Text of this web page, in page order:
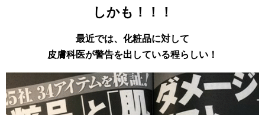
しかも！！！
最近では、化粧品に対して
皮膚科医が警告を出している程らしい！